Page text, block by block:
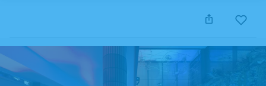
Diese Anzeige wurde leider deaktiviert und kann nicht
reserviert werden.